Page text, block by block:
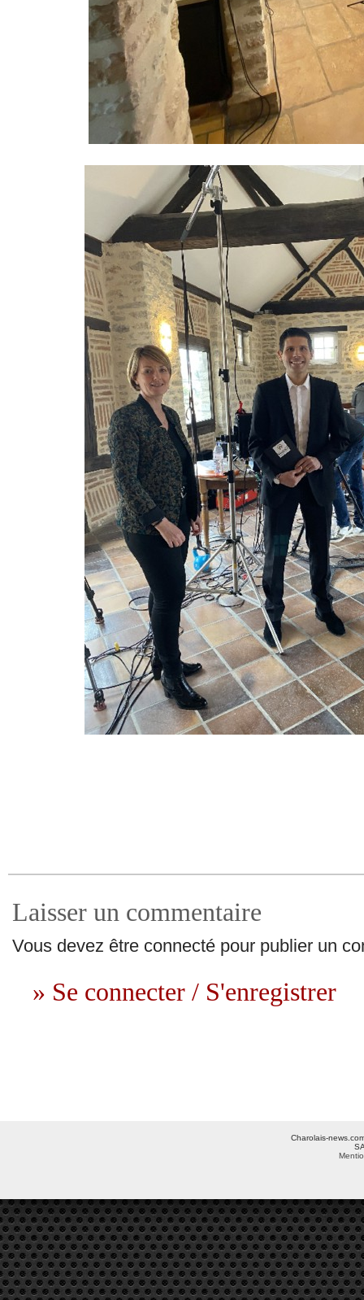
Laisser un commentaire
Vous devez être connecté pour publier un
» Se connecter / S'enregistrer
Charolais-